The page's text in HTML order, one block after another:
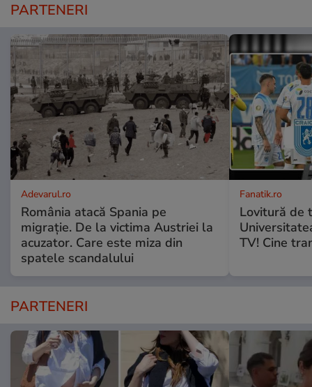
PARTENERI
Adevarul.ro
România atacă Spania pe
migrație. De la victima Austriei la
acuzator. Care este miza din
spatele scandalului
Fanatik.ro
Lovitură de
TV! Cine
PARTENERI